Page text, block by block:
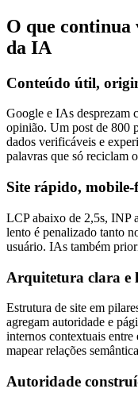
O que continua
da IA
Conteúdo útil,
Google e IAs desprezam
opinião. Um post de 800
dados verificáveis e
palavras que só reciclam
Site rápido,
LCP abaixo de 2,5s, INP
lento é penalizado tanto
usuário. IAs também
Arquitetura clara e
Estrutura de site em
agregam autoridade e
internos contextuais entre
mapear relações
Autoridade